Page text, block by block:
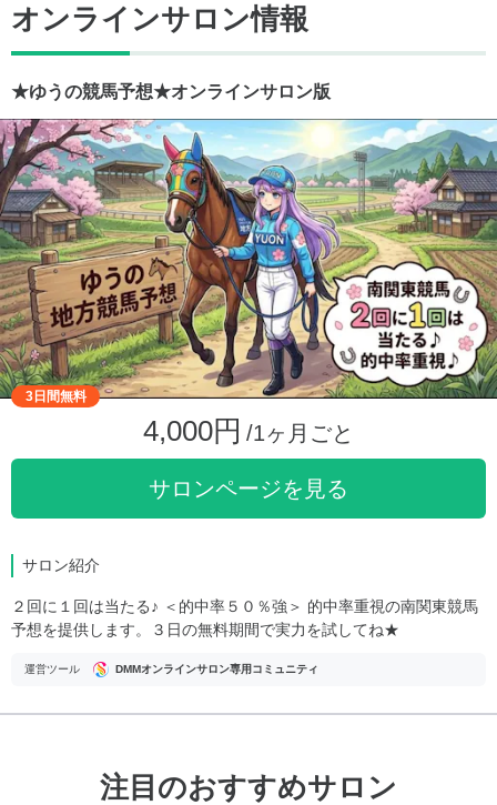
オンラインサロン情報
★ゆうの競馬予想★オンラインサロン版
3日間無料
4,000円 /1ヶ月ごと
サロンページを見る
サロン紹介
２回に１回は当たる♪ ＜的中率５０％強＞ 的中率重視の南関東競馬
予想を提供します。３日の無料期間で実力を試してね★
運営ツール DMMオンラインサロン専用コミュニティ
注目のおすすめサロン